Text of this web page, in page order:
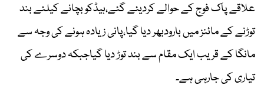
علاقے پاک فوج کے حوالے کردیئے گئے،ہیڈکو بچانے کیلئے بند
توڑنے کے مائنز میں بارودبھر دیا گیا،پانی زیادہ ہونے کی وجہ سے
مانگا کے قریب ایک مقام سے بند توڑ دیا گیاجبکہ دوسرے کی
تیاری کی جارہی ہے۔